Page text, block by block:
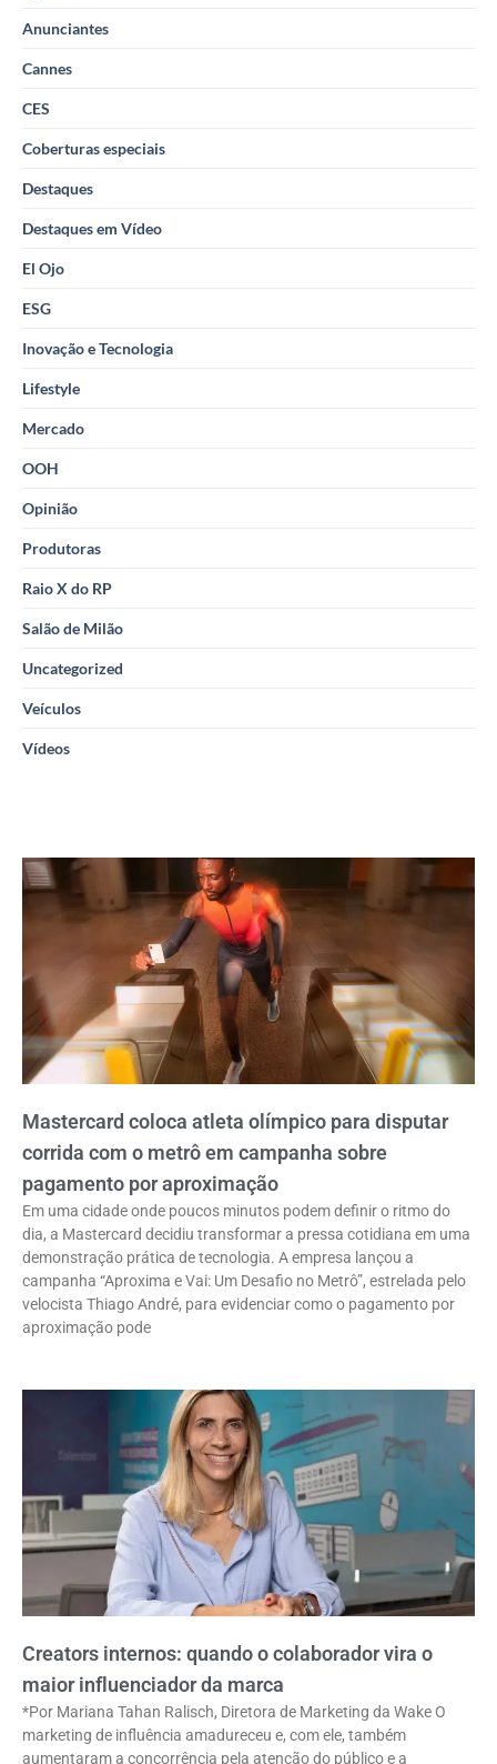
Anunciantes
Cannes
CES
Coberturas especiais
Destaques
Destaques em Vídeo
El Ojo
ESG
Inovação e Tecnologia
Lifestyle
Mercado
OOH
Opinião
Produtoras
Raio X do RP
Salão de Milão
Uncategorized
Veículos
Vídeos
Mastercard coloca atleta olímpico para disputar
corrida com o metrô em campanha sobre
pagamento por aproximação
Em uma cidade onde poucos minutos podem definir o ritmo do
dia, a Mastercard decidiu transformar a pressa cotidiana em uma
demonstração prática de tecnologia. A empresa lançou a
campanha “Aproxima e Vai: Um Desafio no Metrô”, estrelada pelo
velocista Thiago André, para evidenciar como o pagamento por
aproximação pode
Creators internos: quando o colaborador vira o
maior influenciador da marca
*Por Mariana Tahan Ralisch, Diretora de Marketing da Wake O
marketing de influência amadureceu e, com ele, também
aumentaram a concorrência pela atenção do público e a